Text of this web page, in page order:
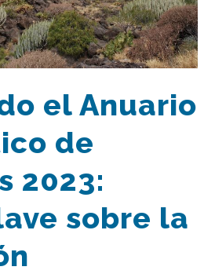
el Anuario
de
2023:
sobre la